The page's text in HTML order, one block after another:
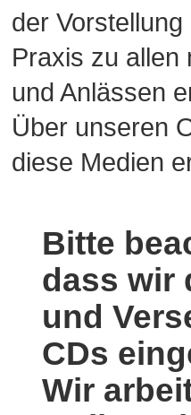
der
Praxis zu allen
und Anlässen
Über unseren
diese Medien
Bitte
dass wir
und
CDs
Wir